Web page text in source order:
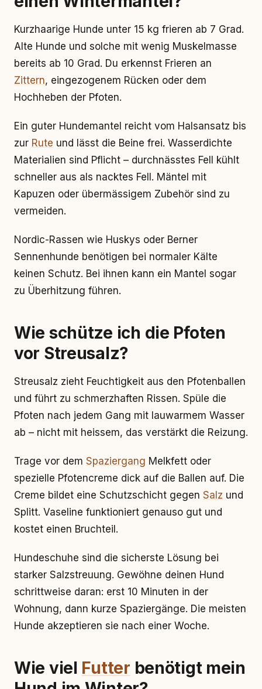
Kurzhaarige Hunde unter 15 kg frieren ab 7 Grad.
Alte Hunde und solche mit wenig Muskelmasse
bereits ab 10 Grad. Du erkennst Frieren an
Zittern, eingezogenem Rücken oder dem
Hochheben der Pfoten.
Ein guter Hundemantel reicht vom Halsansatz bis
zur Rute und lässt die Beine frei. Wasserdichte
Materialien sind Pflicht – durchnässtes Fell kühlt
schneller aus als nacktes Fell. Mäntel mit
Kapuzen oder übermässigem Zubehör sind zu
vermeiden.
Nordic-Rassen wie Huskys oder Berner
Sennenhunde benötigen bei normaler Kälte
keinen Schutz. Bei ihnen kann ein Mantel sogar
zu Überhitzung führen.
Wie schütze ich die Pfoten
vor Streusalz?
Streusalz zieht Feuchtigkeit aus den Pfotenballen
und führt zu schmerzhaften Rissen. Spüle die
Pfoten nach jedem Gang mit lauwarmem Wasser
ab – nicht mit heissem, das verstärkt die Reizung.
Trage vor dem Spaziergang Melkfett oder
spezielle Pfotencreme dick auf die Ballen auf. Die
Creme bildet eine Schutzschicht gegen Salz und
Splitt. Vaseline funktioniert genauso gut und
kostet einen Bruchteil.
Hundeschuhe sind die sicherste Lösung bei
starker Salzstreuung. Gewöhne deinen Hund
schrittweise daran: erst 10 Minuten in der
Wohnung, dann kurze Spaziergänge. Die meisten
Hunde akzeptieren sie nach einer Woche.
Wie viel Futter benötigt mein